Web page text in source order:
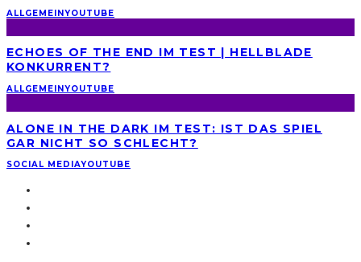
ALLGEMEINYOUTUBE
ECHOES OF THE END IM TEST | HELLBLADE
KONKURRENT?
ALLGEMEINYOUTUBE
ALONE IN THE DARK IM TEST: IST DAS SPIEL
GAR NICHT SO SCHLECHT?
SOCIAL MEDIAYOUTUBE